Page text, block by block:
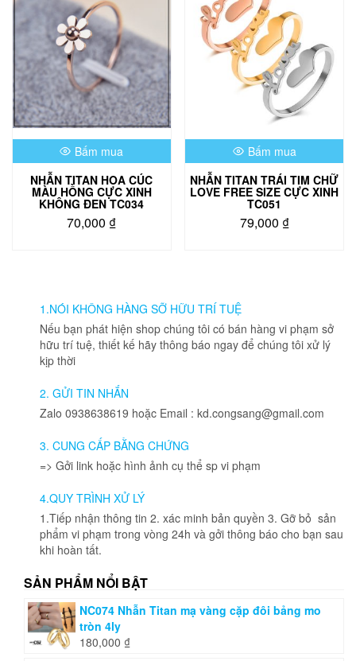
Bấm mua
NHẪN TITAN HOA CÚC
MÀU HỒNG CỰC XINH
KHÔNG ĐEN TC034
70,000 ₫
Bấm mua
NHẪN TITAN TRÁI TIM CHỮ
LOVE FREE SIZE CỰC XINH
TC051
79,000 ₫
biến
thể.
Các
thể
phẩm
1.NÓI KHÔNG HÀNG SỠ HỮU TRÍ TUỆ
Nếu bạn phát hiện shop chúng tôi có bán hàng vi phạm sở
hữu trí tuệ, thiết kế hãy thông báo ngay để chúng tôi xử lý
kịp thời
2. GỬI TIN NHẮN
Zalo 0938638619 hoặc Email : kd.congsang@gmail.com
3. CUNG CẤP BẰNG CHỨNG
=> Gởi link hoặc hình ảnh cụ thể sp vi phạm
4.QUY TRÌNH XỬ LÝ
1.Tiếp nhận thông tin 2. xác minh bản quyền 3. Gỡ bỏ sản
phẩm vi phạm trong vòng 24h và gởi thông báo cho bạn sau
khi hoàn tất.
SẢN PHẨM NỔI BẬT
NC074 Nhẫn Titan mạ vàng cặp đôi bảng mo
tròn 4ly
180,000 ₫